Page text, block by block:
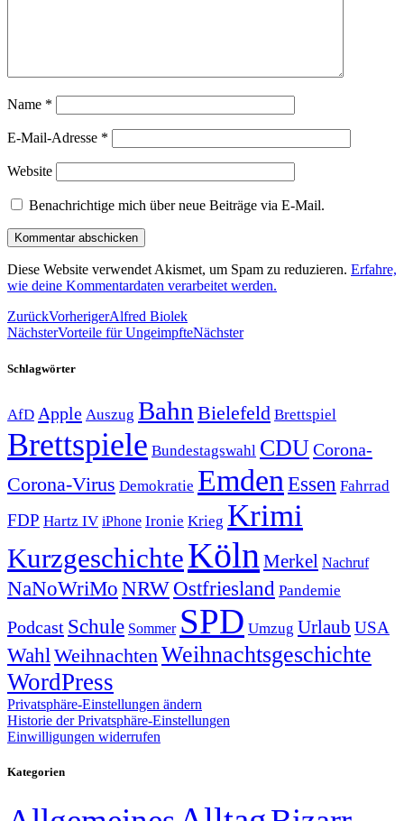
Name *
E-Mail-Adresse *
Website
Benachrichtige mich über neue Beiträge via E-Mail.
Diese Website verwendet Akismet, um Spam zu reduzieren. Erfahre,
wie deine Kommentardaten verarbeitet werden.
ZurückVorherigerAlfred Biolek
NächsterVorteile für UngeimpfteNächster
Schlagwörter
AfD Apple Auszug Bahn Bielefeld Brettspiel
Brettspiele Bundestagswahl CDUCorona-
Corona-Virus Demokratie Emden Essen Fahrrad
FDP Hartz IV iPhone Ironie Krieg Krimi
KurzgeschichteKöln Merkel Nachruf
NaNoWriMo NRWOstfriesland Pandemie
Podcast Schule Sommer SPD Umzug Urlaub USA
Wahl Weihnachten Weihnachtsgeschichte
WordPress
Privatsphäre-Einstellungen ändern
Historie der Privatsphäre-Einstellungen
Einwilligungen widerrufen
Kategorien